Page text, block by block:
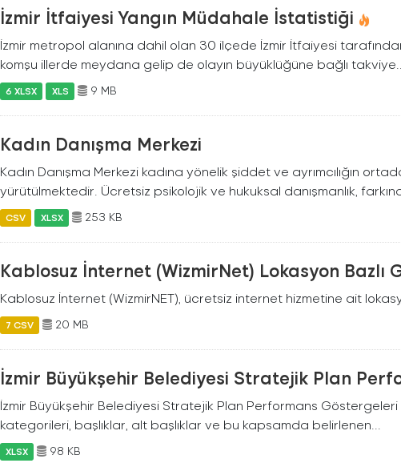
İzmir İtfaiyesi Yangın Müdahale İstatistiği
İzmir metropol alanına dahil olan 30 ilçede İzmir İtfaiyesi
komşu illerde meydana gelip de olayın büyüklüğüne bağlı
6 XLSX XLS 9 MB
Kadın Danışma Merkezi
Kadın Danışma Merkezi kadına yönelik şiddet ve ayrımcılığın
yürütülmektedir. Ücretsiz psikolojik ve hukuksal danışmanlık,
CSV XLSX 253 KB
Kablosuz İnternet (WizmirNet) Lokasyon Bazlı
Kablosuz İnternet (WizmirNET), ücretsiz internet hizmetine ait
7 CSV 20 MB
İzmir Büyükşehir Belediyesi Stratejik Plan
İzmir Büyükşehir Belediyesi Stratejik Plan Performans
kategorileri, başlıklar, alt başlıklar ve bu kapsamda belirlenen...
XLSX 98 KB